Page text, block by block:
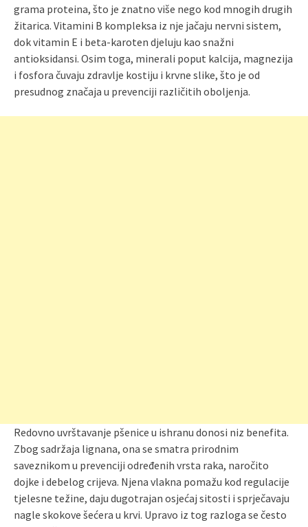
grama proteina, što je znatno više nego kod mnogih drugih
žitarica. Vitamini B kompleksa iz nje jačaju nervni sistem,
dok vitamin E i beta-karoten djeluju kao snažni
antioksidansi. Osim toga, minerali poput kalcija, magnezija
i fosfora čuvaju zdravlje kostiju i krvne slike, što je od
presudnog značaja u prevenciji različitih oboljenja.
Redovno uvrštavanje pšenice u ishranu donosi niz benefita.
Zbog sadržaja lignana, ona se smatra prirodnim
saveznikom u prevenciji određenih vrsta raka, naročito
dojke i debelog crijeva. Njena vlakna pomažu kod regulacije
tjelesne težine, daju dugotrajan osjećaj sitosti i sprječavaju
nagle skokove šećera u krvi. Upravo iz tog razloga se često